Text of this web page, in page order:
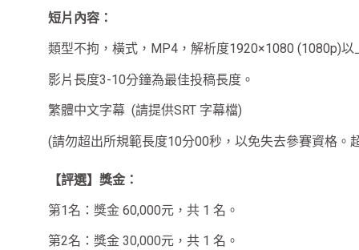
短片內容：
類型不拘，橫式，MP4，解析度1920×1080 (1080p)以
影片長度3-10分鐘為最佳投稿長度。
繁體中文字幕 (請提供SRT 字幕檔)
(請勿超出所規範長度10分00秒，以免失去參賽資格。
【評選】獎金：
第1名：獎金 60,000元，共 1 名。
第2名：獎金 30,000元，共 1 名。